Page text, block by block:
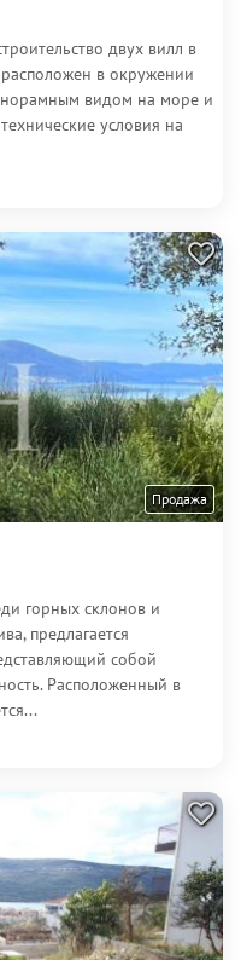
двух вилл в
в окружении
видом на море и
условия на
Продажа
горных склонов и
предлагается
собой
Расположенный в